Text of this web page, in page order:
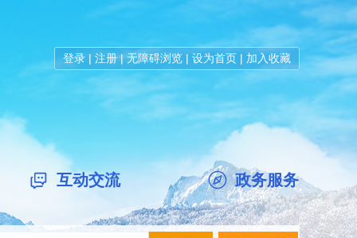
登录 | 注册|无障碍浏览 | 设为首页 | 加入收藏
互动交流 政务服务